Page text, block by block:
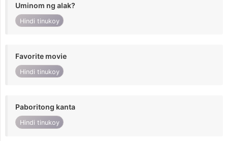
Uminom ng alak?
Hindi tinukoy
Favorite movie
Hindi tinukoy
Paboritong kanta
Hindi tinukoy